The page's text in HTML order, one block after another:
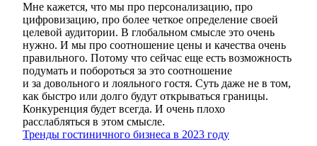
Мне кажется, что мы про персонализацию, про
цифровизацию, про более четкое определение своей
целевой аудитории. В глобальном смысле это очень
нужно. И мы про соотношение цены и качества очень
правильного. Потому что сейчас еще есть возможность
подумать и побороться за это соотношение
и за довольного и лояльного гостя. Суть даже не в том,
как быстро или долго будут открываться границы.
Конкуренция будет всегда. И очень плохо
расслабляться в этом смысле.
Тренды гостиничного бизнеса в 2023 году